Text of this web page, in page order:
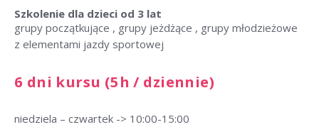
Szkolenie dla dzieci od 3 lat
grupy początkujące , grupy jeżdżące , grupy młodzieżowe
z elementami jazdy sportowej
6 dni kursu (5h / dziennie)
niedziela – czwartek -> 10:00-15:00